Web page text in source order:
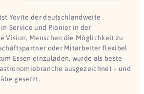
Yovite der deutschlandweite
Service und Pionier in der
Vision, Menschen die Möglichkeit zu
oder Mitarbeiter flexibel
Essen einzuladen, wurde als beste
ausgezeichnet – und
gesetzt.